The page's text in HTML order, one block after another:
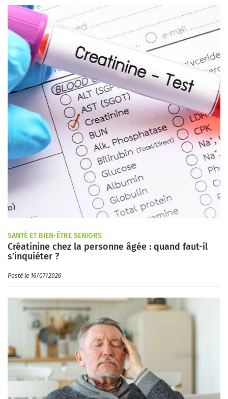
SANTÉ ET BIEN-ÊTRE SENIORS
Créatinine chez la personne âgée : quand faut-il
s’inquiéter ?
Posté le 16/07/2026